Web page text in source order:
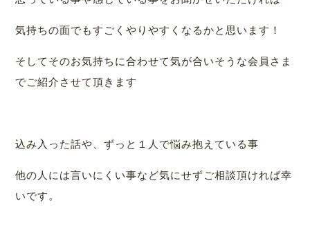
気持ちの面でもすごくやりやすくなるかと思います！
そしてそのお気持ちに合わせて気が合いそうな会員さま
でご紹介させて頂きます
込み入った話や、ずっと１人で悩み抱えている事
他の人には言いにくい事など気にせずご相談頂ければ幸
いです。